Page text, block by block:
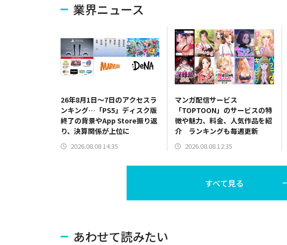
業界ニュース
26年8月1日～7日のアクセスラ
ンキング…「PS5」ディスク版
終了の背景やApp Store振り返
り、決算関係が上位に
2026.08.08 14:35
マンガ配信サービス
「TOPTOON」のサービスの特
徴や魅力、料金、人気作品を紹
介 ランキングも毎週更新
2026.08.08 12:35
すべて見る
あわせて読みたい